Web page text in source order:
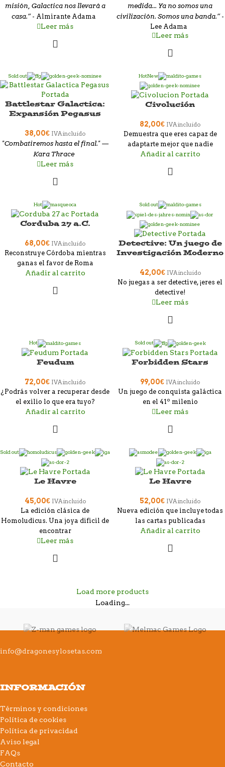
misión, Galactica nos llevará a
casa.”- Almirante Adama
Leer más
medida... Ya no somos una
civilización. Somos una banda.”-
Lee Adama
Leer más
Sold out
Battlestar Galactica:
Expansión Pegasus
38,00€ IVA incluido
"Combatiremos hasta el final." —
Kara Thrace
Leer más
HotNew
Civolución
82,00€ IVA incluido
Demuestra que eres capaz de
adaptarte mejor que nadie
Añadir al carrito
Hot
Corduba 27 a.C.
68,00€ IVA incluido
Reconstruye Córdoba mientras
ganas el favor de Roma
Añadir al carrito
Sold out
Detective: Un juego de
Investigación Moderno
42,00€ IVA incluido
No juegas a ser detective, ¡eres el
detective!
Leer más
Hot
Feudum
72,00€ IVA incluido
¿Podrás volver a recuperar desde
el exilio lo que era tuyo?
Añadir al carrito
Sold out
Forbidden Stars
99,00€ IVA incluido
Un juego de conquista galáctica
en el 41º milenio
Leer más
Sold out
Le Havre
45,00€ IVA incluido
La edición clásica de
Homoludicus. Una joya dificil de
encontrar
Leer más
Le Havre
52,00€ IVA incluido
Nueva edición que incluye todas
las cartas publicadas
Añadir al carrito
Load more products
Loading...
info@dragonesylosetas.com
INFORMACIÓN
Términos y condiciones
Política de cookies
Política de privacidad
Aviso legal
FAQs
Contacto